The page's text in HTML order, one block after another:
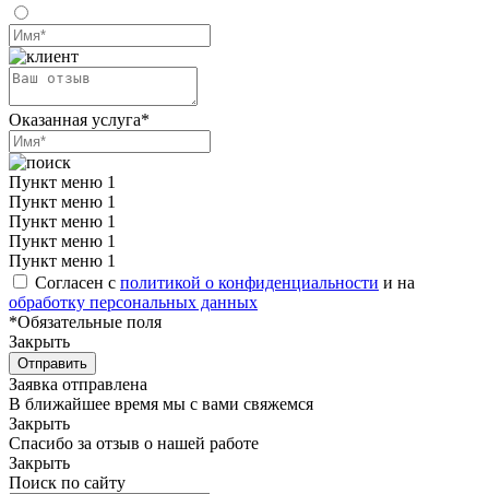
Оказанная услуга*
Пункт меню 1
Пункт меню 1
Пункт меню 1
Пункт меню 1
Пункт меню 1
Согласен с политикой о конфиденциальности и на
обработку персональных данных
*Обязательные поля
Закрыть
Отправить
Заявка отправлена
В ближайшее время мы с вами свяжемся
Закрыть
Спасибо за отзыв о нашей работе
Закрыть
Поиск по сайту